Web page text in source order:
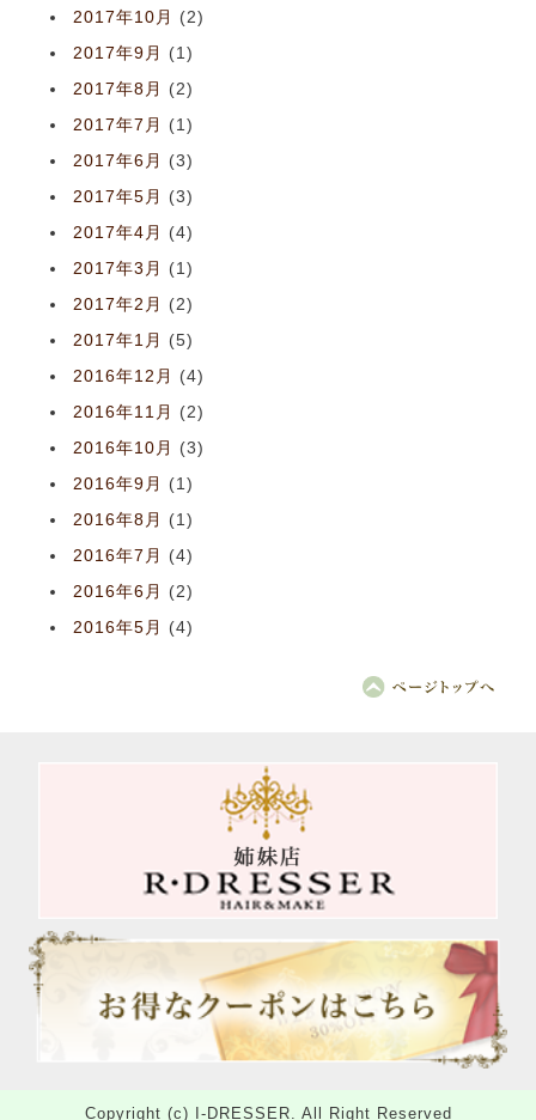
2017年10月
(2)
2017年9月
(1)
2017年8月
(2)
2017年7月
(1)
2017年6月
(3)
2017年5月
(3)
2017年4月
(4)
2017年3月
(1)
2017年2月
(2)
2017年1月
(5)
2016年12月
(4)
2016年11月
(2)
2016年10月
(3)
2016年9月
(1)
2016年8月
(1)
2016年7月
(4)
2016年6月
(2)
2016年5月
(4)
Copyright (c) I-DRESSER. All Right Reserved